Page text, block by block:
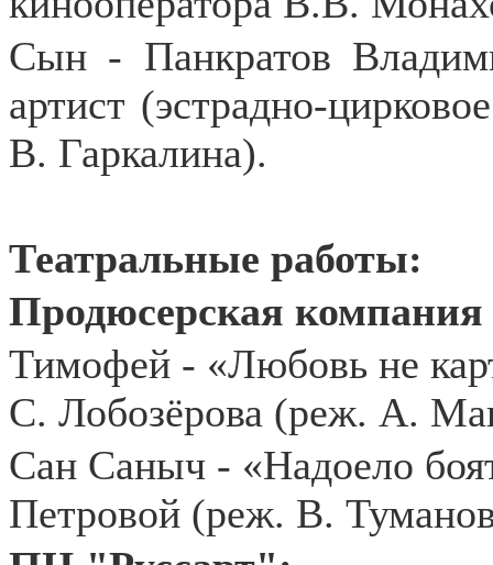
Сын - Панкратов
артист (эстрадно-
В. Гаркалина).
Театральные работы:
Продюсерская
Тимофей - «Любовь не
С. Лобозёрова (реж. А.
Сан Саныч - «Надоело
Петровой (реж. В.